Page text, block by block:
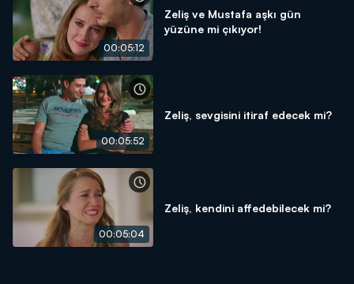
00:05:12
Zeliş ve Mustafa aşkı gün
yüzüne mi çıkıyor!
00:05:52
Zeliş, sevgisini itiraf edecek mi?
00:05:04
Zeliş, kendini affedebilecek mi?